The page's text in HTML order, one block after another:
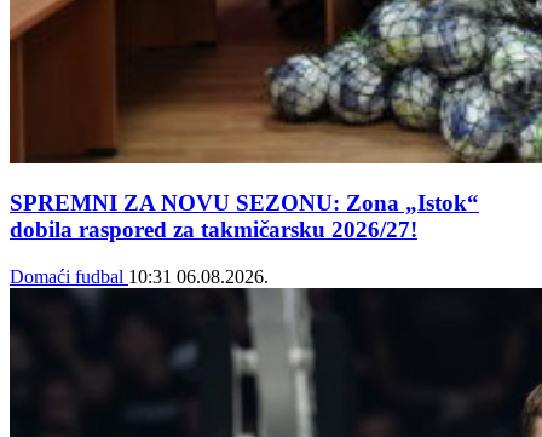
SPREMNI ZA NOVU SEZONU: Zona „Istok“
dobila raspored za takmičarsku 2026/27!
Domaći fudbal 10:31 06.08.2026.